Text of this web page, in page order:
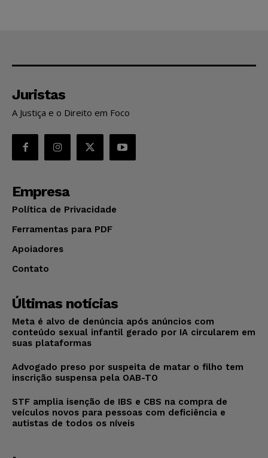
Juristas
A Justiça e o Direito em Foco
Empresa
Política de Privacidade
Ferramentas para PDF
Apoiadores
Contato
Últimas notícias
Meta é alvo de denúncia após anúncios com
conteúdo sexual infantil gerado por IA circularem em
suas plataformas
Advogado preso por suspeita de matar o filho tem
inscrição suspensa pela OAB-TO
STF amplia isenção de IBS e CBS na compra de
veículos novos para pessoas com deficiência e
autistas de todos os níveis